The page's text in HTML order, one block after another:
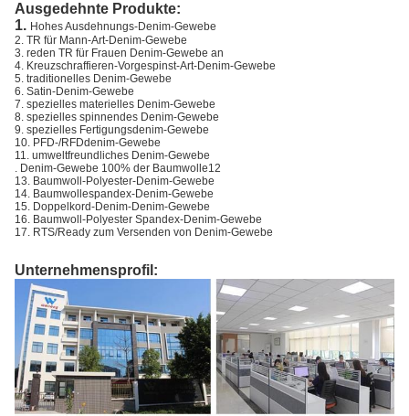
Ausgedehnte Produkte:
1. Hohes Ausdehnungs-Denim-Gewebe
2. TR für Mann-Art-Denim-Gewebe
3. reden TR für Frauen Denim-Gewebe an
4. Kreuzschraffieren-Vorgespinst-Art-Denim-Gewebe
5. traditionelles Denim-Gewebe
6. Satin-Denim-Gewebe
7. spezielles materielles Denim-Gewebe
8. spezielles spinnendes Denim-Gewebe
9. spezielles Fertigungsdenim-Gewebe
10. PFD-/RFDdenim-Gewebe
11. umweltfreundliches Denim-Gewebe
. Denim-Gewebe 100% der Baumwolle12
13. Baumwoll-Polyester-Denim-Gewebe
14. Baumwollespandex-Denim-Gewebe
15. Doppelkord-Denim-Denim-Gewebe
16. Baumwoll-Polyester Spandex-Denim-Gewebe
17. RTS/Ready zum Versenden von Denim-Gewebe
Unternehmensprofil: